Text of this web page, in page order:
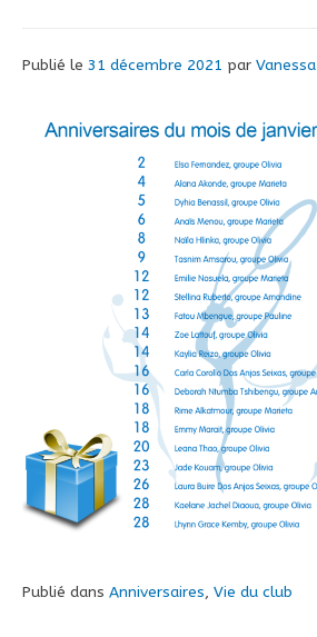
Publié le 31 décembre 2021 par Vanessa
Publié dans Anniversaires, Vie du club